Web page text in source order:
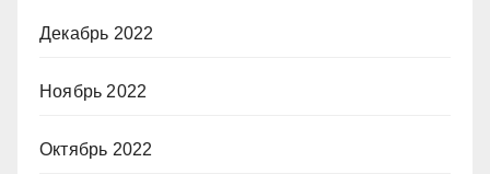
Декабрь 2022
Ноябрь 2022
Октябрь 2022